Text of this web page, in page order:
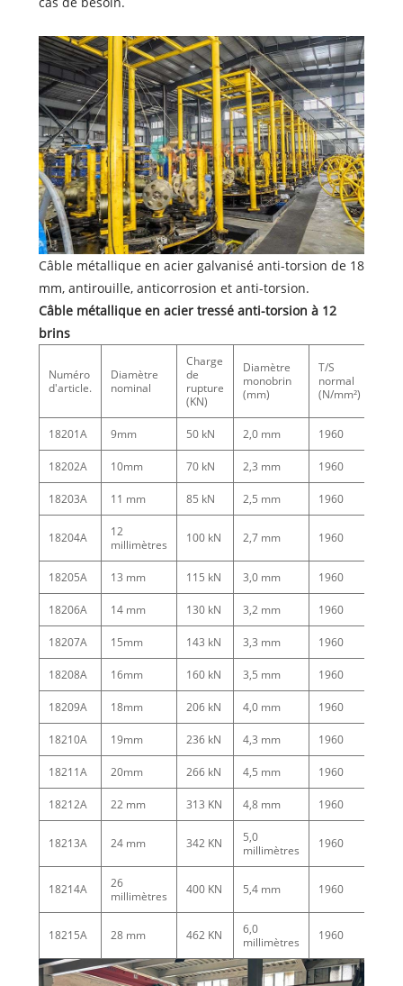
Câble métallique en acier galvanisé anti-torsion de 18
mm, antirouille, anticorrosion et anti-torsion.
Câble métallique en acier tressé anti-torsion à 12
brins
Numéro
d'article.
Diamètre
nominal
Charge
de
rupture
(KN)
Diamètre
monobrin
(mm)
T/S
normal
(N/mm²)
18201A 9mm 50 kN 2,0 mm 1960
18202A 10mm 70 kN 2,3 mm 1960
18203A 11 mm 85 kN 2,5 mm 1960
18204A
12
millimètres
100 kN 2,7 mm 1960
18205A 13 mm 115 kN 3,0 mm 1960
18206A 14 mm 130 kN 3,2 mm 1960
18207A 15mm 143 kN 3,3 mm 1960
18208A 16mm 160 kN 3,5 mm 1960
18209A 18mm 206 kN 4,0 mm 1960
18210A 19mm 236 kN 4,3 mm 1960
18211A 20mm 266 kN 4,5 mm 1960
18212A 22 mm 313 KN 4,8 mm 1960
18213A 24 mm 342 KN
5,0
millimètres
1960
18214A
26
millimètres
400 KN 5,4 mm 1960
18215A 28 mm 462 KN
6,0
millimètres
1960